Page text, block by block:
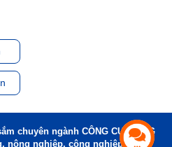
chuyên ngành CÔNG CỤ, DỤNG
nông nghiệp, công nghiệp và xây